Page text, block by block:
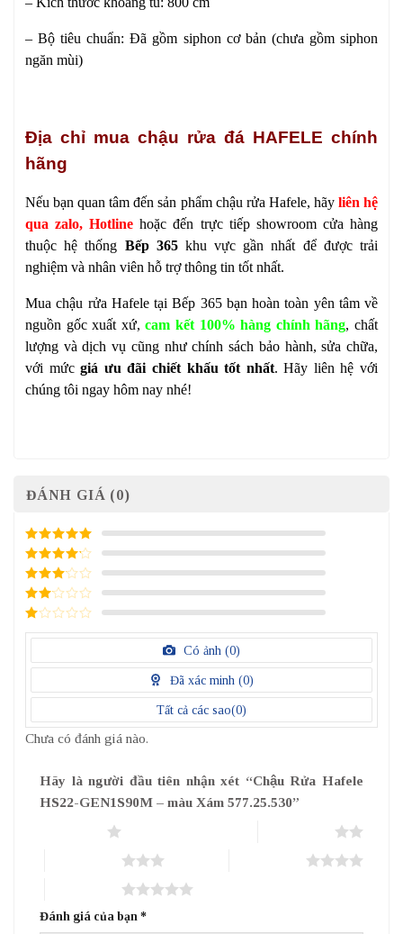
– Bộ tiêu chuẩn: Đã gồm siphon cơ bản (chưa gồm siphon
ngăn mùi)
Địa chỉ mua chậu rửa đá HAFELE chính
hãng
Nếu bạn quan tâm đến sản phẩm chậu rửa Hafele, hãy liên hệ
qua zalo, Hotline hoặc đến trực tiếp showroom cửa hàng
thuộc hệ thống Bếp 365khu vực gần nhất để được trải
nghiệm và nhân viên hỗ trợ thông tin tốt nhất.
Mua chậu rửa Hafele tại Bếp 365 bạn hoàn toàn yên tâm về
nguồn gốc xuất xứ,cam kết 100% hàng chính hãng, chất
lượng và dịch vụ cũng như chính sách bảo hành, sửa chữa,
với mứcgiá ưu đãi chiết khấu tốt nhất. Hãy liên hệ với
chúng tôi ngay hôm nay nhé!
ĐÁNH GIÁ (0)
5/ 5 điểm
4/ 5
điểm
3/ 5
điểm
2/
điểm
1
điểm
Có ảnh (0)
Đã xác minh (0)
Tất cả các sao(0)
Chưa có đánh giá nào.
Hãy là người đầu tiên nhận xét “Chậu Rửa Hafele
HS22-GEN1S90M – màu Xám 577.25.530”
Đánh giá của bạn *